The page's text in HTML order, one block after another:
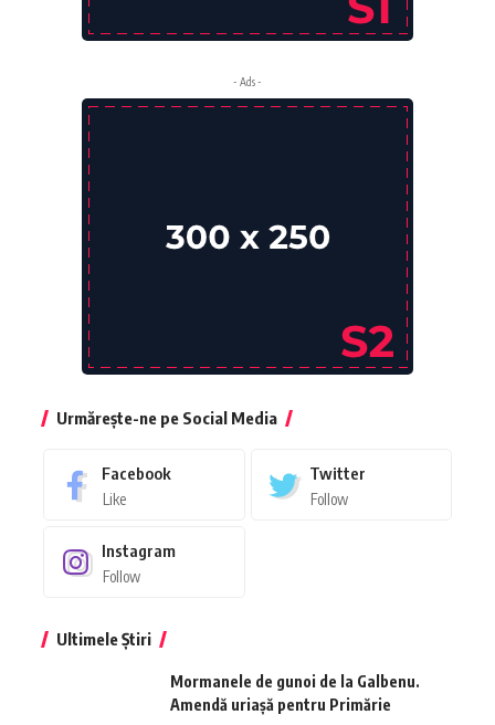
- Ads -
Urmărește-ne pe Social Media
Facebook
Like
Twitter
Follow
Instagram
Follow
Ultimele Știri
Mormanele de gunoi de la Galbenu.
Amendă uriașă pentru Primărie